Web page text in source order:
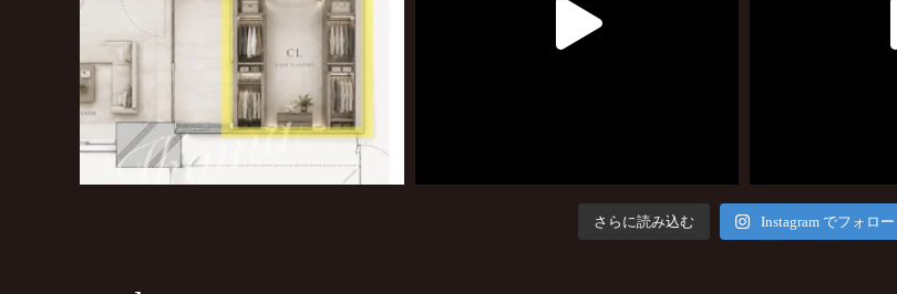
さらに読み込む Instagram でフォロー